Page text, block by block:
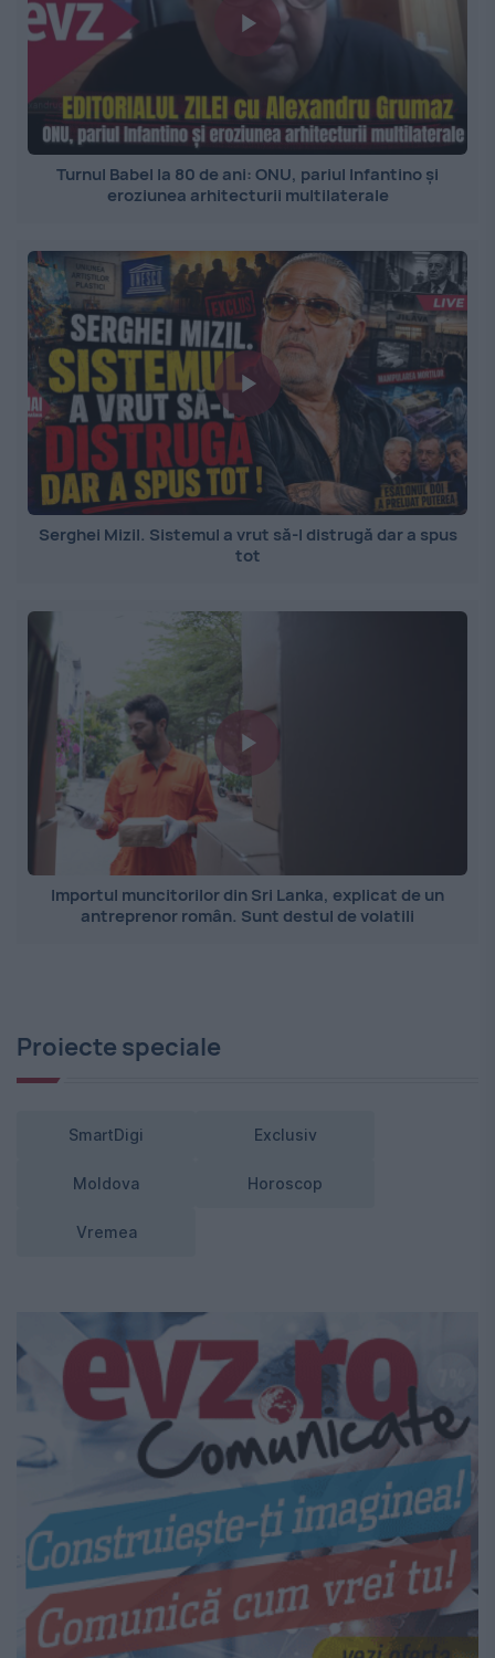
Turnul Babel la 80 de ani: ONU, pariul Infantino și
eroziunea arhitecturii multilaterale
Serghei Mizil. Sistemul a vrut să-l distrugă dar a spus
tot
Importul muncitorilor din Sri Lanka, explicat de un
antreprenor român. Sunt destul de volatili
Proiecte speciale
SmartDigi Exclusiv
Moldova Horoscop
Vremea